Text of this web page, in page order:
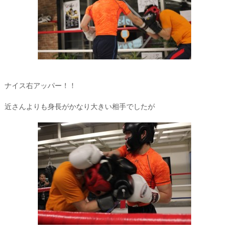
ナイス右アッパー！！
近さんよりも身長がかなり大きい相手でしたが